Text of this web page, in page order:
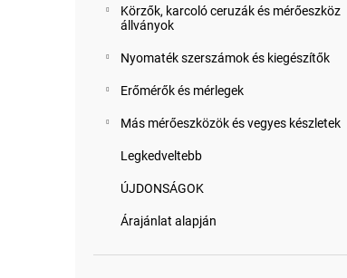
Körzők, karcoló ceruzák és mérőeszköz
állványok
Nyomaték szerszámok és kiegészítők
Erőmérők és mérlegek
Más mérőeszközök és vegyes készletek
Legkedveltebb
ÚJDONSÁGOK
Árajánlat alapján